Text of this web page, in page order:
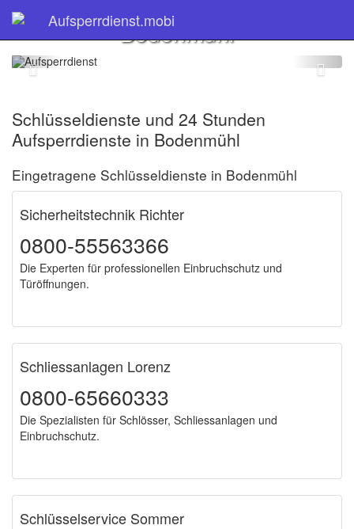
Aufsperrdienst.mobi
Schlüsseldienst
Bodenmühl
Schlüsseldienste und 24 Stunden
Aufsperrdienste in Bodenmühl
Eingetragene Schlüsseldienste in Bodenmühl
Sicherheitstechnik Richter
0800-55563366
Die Experten für professionellen Einbruchschutz und
Türöffnungen.
Schliessanlagen Lorenz
0800-65660333
Die Spezialisten für Schlösser, Schliessanlagen und
Einbruchschutz.
Schlüsselservice Sommer